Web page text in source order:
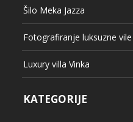
Šilo Meka Jazza
Fotografiranje luksuzne vile
Luxury villa Vinka
KATEGORIJE